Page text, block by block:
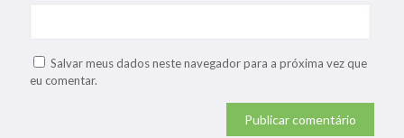
Salvar meus dados neste navegador para a próxima vez que
eu comentar.